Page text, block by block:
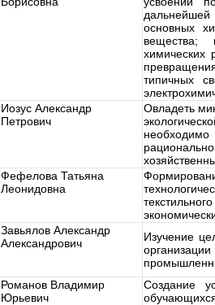
дальнейшей
основных
вещества;
химических
типичных
Иозус Александр
Петрович
Овладеть
Фефелова Татьяна
Леонидовна
Завьялов Александр
Александрович
Изучение
Романов Владимир
Юрьевич
Создание
обучающихся